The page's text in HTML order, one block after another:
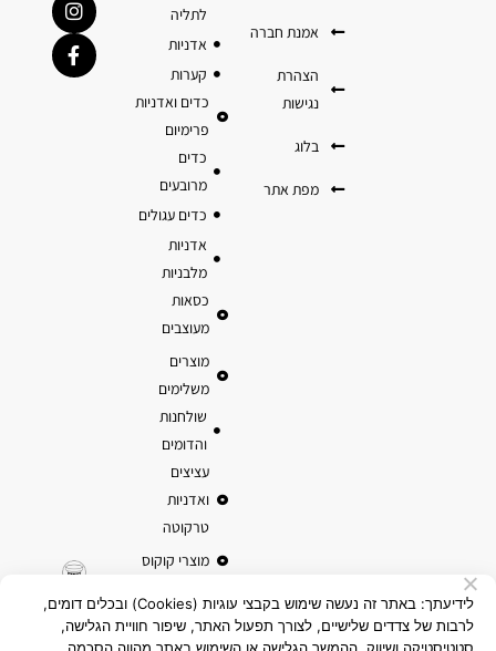
לתליה
אדניות
קערות
כדים ואדניות
פרימיום
כדים
מרובעים
כדים עגולים
אדניות
מלבניות
כסאות
מעוצבים
מוצרים
משלימים
שולחנות
והדומים
עציצים
ואדניות
טרקוטה
מוצרי קוקוס
אמנת חברה
הצהרת
נגישות
בלוג
מפת אתר
לידיעתך: באתר זה נעשה שימוש בקבצי עוגיות (Cookies) ובכלים דומים,
לרבות של צדדים שלישיים, לצורך תפעול האתר, שיפור חוויית הגלישה,